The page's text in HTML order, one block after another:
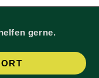
gerne.